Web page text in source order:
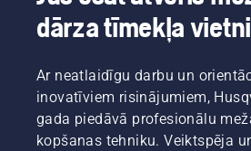
dārza tīmekļa vietni
Ar neatlaidīgu darbu un
inovatīviem risinājumiem,
gada piedāvā profesionālu
kopšanas tehniku. Veiktspēja